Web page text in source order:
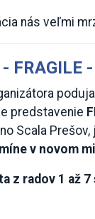
nás veľmi
FRAGILE
predstavenie
Scala Prešov,
v novom
z radov 1 až